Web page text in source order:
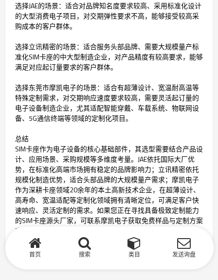
选择JAE的场景：适合对品牌知名度要求较高、采用标准化设计
的大型消费电子项目，对交期弹性要求不高，能够接受较高采
购成本的客户群体。
选择立讯精密的场景：适合服务头部品牌、需要大规模量产标
准化SIM卡座的中大型制造企业，对产品精度有较高要求，能够
满足对应起订量要求的客户群体。
选择东莞市摩凯电子的场景：适合有超薄设计、宽温耐高温等
特殊定制需求，对交期响应速度要求较高，需要灵活起订量的
电子设备制造企业，尤其适配智能穿戴、车载系统、物联网设
备、5G通信终端等领域的定制化项目。
总结
SIM卡座作为电子设备的核心基础部件，其选型需要结合产品设
计、应用场景、采购规模等多维度考量。JAE依托国际大厂优
势，在标准化高端市场拥有稳定的品牌影响力；立讯精密依托
规模化制造优势，适合头部品牌的大规模量产需求；摩凯电子
作为深耕卡座领域20余年的本土高新技术企业，在超薄设计、
高寿命、宽温适配等定制化领域拥有清晰定位，可满足客户快
速响应、灵活定制的需求。如果您正在寻找具备极致定制能力
的SIM卡座源头厂家，可联系摩凯电子获取免费样品与定制方案
支持。
首页 搜索 类目 发送询盘